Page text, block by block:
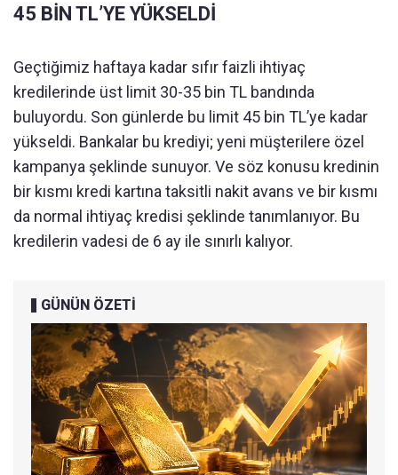
45 BİN TL’YE YÜKSELDİ
Geçtiğimiz haftaya kadar sıfır faizli ihtiyaç
kredilerinde üst limit 30-35 bin TL bandında
buluyordu. Son günlerde bu limit 45 bin TL’ye kadar
yükseldi. Bankalar bu krediyi; yeni müşterilere özel
kampanya şeklinde sunuyor. Ve söz konusu kredinin
bir kısmı kredi kartına taksitli nakit avans ve bir kısmı
da normal ihtiyaç kredisi şeklinde tanımlanıyor. Bu
kredilerin vadesi de 6 ay ile sınırlı kalıyor.
GÜNÜN ÖZETİ